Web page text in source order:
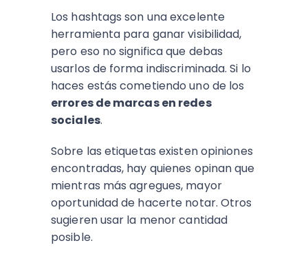
Los hashtags son una excelente
herramienta para ganar visibilidad,
pero eso no significa que debas
usarlos de forma indiscriminada. Si lo
haces estás cometiendo uno de los
errores de marcas en redes
sociales.
Sobre las etiquetas existen opiniones
encontradas, hay quienes opinan que
mientras más agregues, mayor
oportunidad de hacerte notar. Otros
sugieren usar la menor cantidad
posible.